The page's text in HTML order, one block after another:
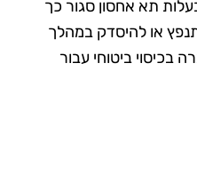
תא אחסון סגור כך
או להיסדק במהלך
ביטוחי עבור